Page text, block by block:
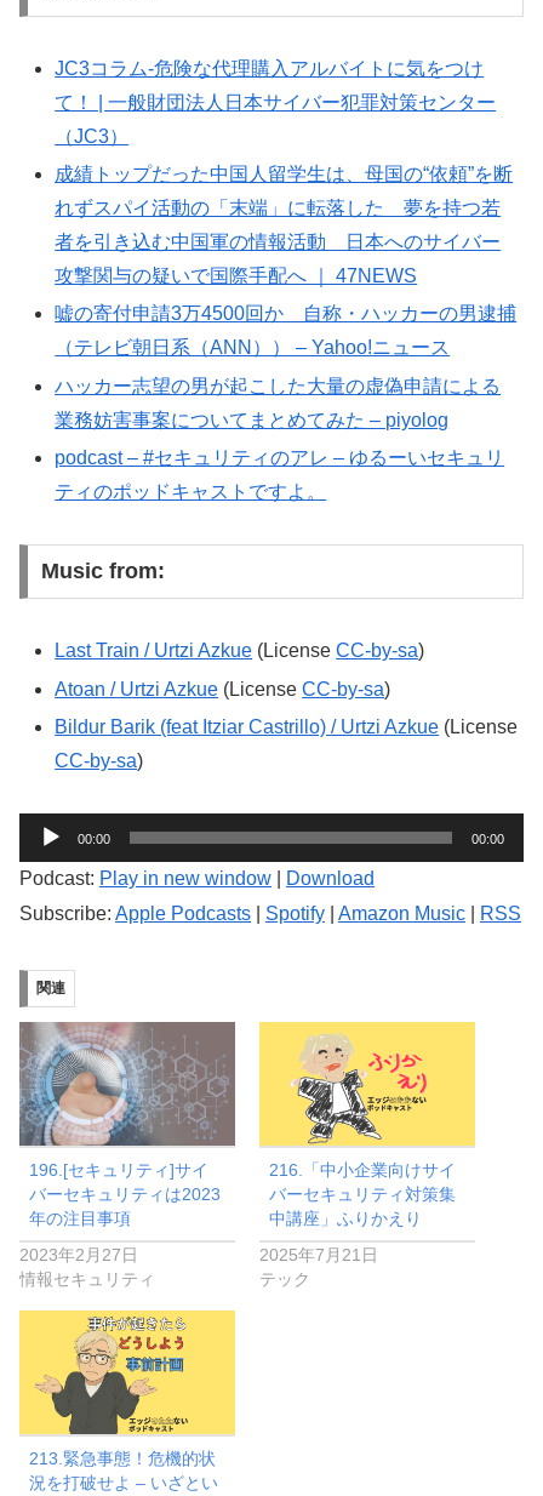
JC3コラム‐危険な代理購入アルバイトに気をつけ
て！ | 一般財団法人日本サイバー犯罪対策センター
（JC3）
成績トップだった中国人留学生は、母国の“依頼”を断
れずスパイ活動の「末端」に転落した 夢を持つ若
者を引き込む中国軍の情報活動 日本へのサイバー
攻撃関与の疑いで国際手配へ ｜ 47NEWS
嘘の寄付申請3万4500回か 自称・ハッカーの男逮捕
（テレビ朝日系（ANN）） – Yahoo!ニュース
ハッカー志望の男が起こした大量の虚偽申請による
業務妨害事案についてまとめてみた – piyolog
podcast – #セキュリティのアレ – ゆるーいセキュリ
ティのポッドキャストですよ。
Music from:
Last Train / Urtzi Azkue (LicenseCC-by-sa)
Atoan / Urtzi Azkue (LicenseCC-by-sa)
Bildur Barik (feat Itziar Castrillo) / Urtzi Azkue (License
CC-by-sa)
声
ヤ
ー
00:00 00:00
Podcast: Play in new window
Download
Subscribe: Apple Podcasts Spotify Amazon Music RSS
関連
196.[セキュリティ]サイ
バーセキュリティは2023
年の注目事項
2023年2月27日
情報セキュリティ
216.「中小企業向けサイ
バーセキュリティ対策集
中講座」ふりかえり
2025年7月21日
テック
213.緊急事態！危機的状
況を打破せよ – いざとい